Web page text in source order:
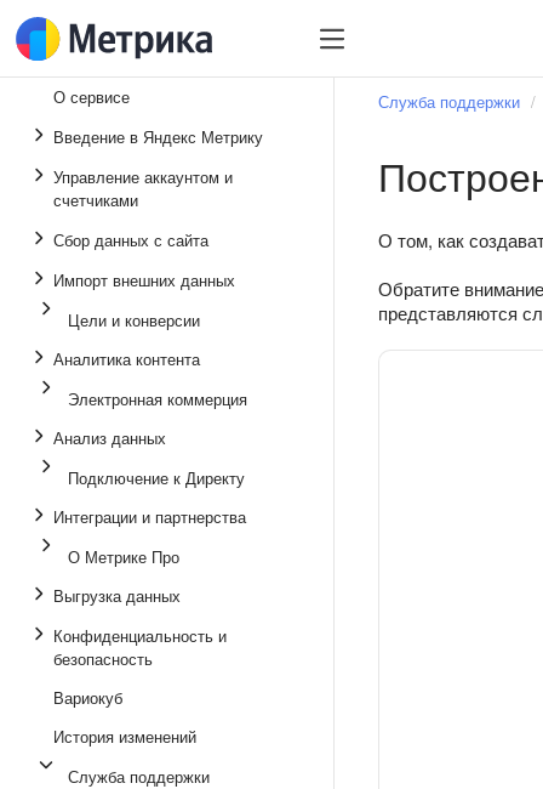
О сервисе
Введение в Яндекс Метрику
Управление аккаунтом и
счетчиками
Сбор данных с сайта
Импорт внешних данных
Цели и конверсии
Аналитика контента
Электронная коммерция
Анализ данных
Подключение к Директу
Интеграции и партнерства
О Метрике Про
Выгрузка данных
Конфиденциальность и
безопасность
Вариокуб
История изменений
Служба поддержки
Служба поддержки
О том, как
Обратите
представляются